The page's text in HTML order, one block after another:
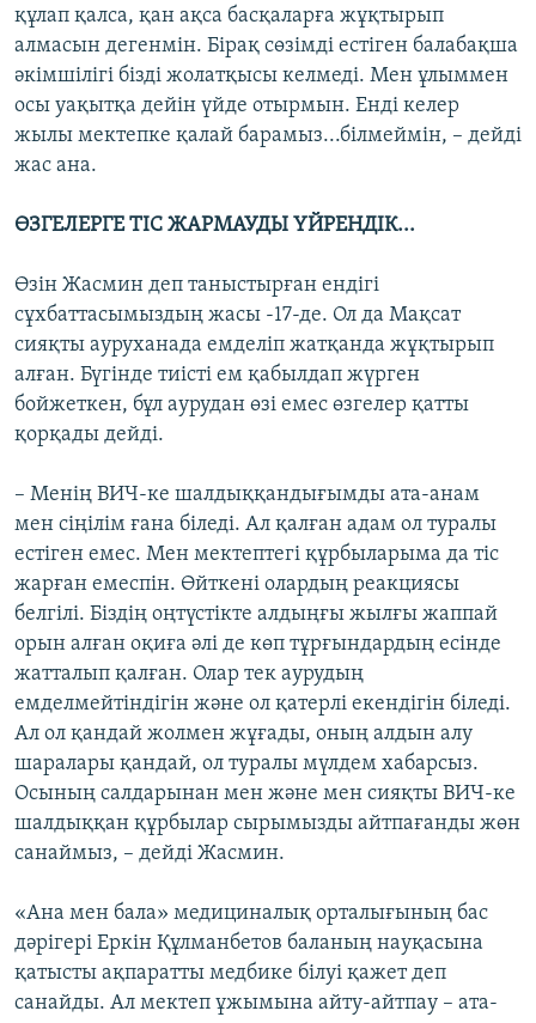
құлап қалса, қан ақса басқаларға жұқтырып
алмасын дегенмін. Бірақ сөзімді естіген балабақша
әкімшілігі бізді жолатқысы келмеді. Мен ұлыммен
осы уақытқа дейін үйде отырмын. Енді келер
жылы мектепке қалай барамыз...білмеймін, – дейді
жас ана.
ӨЗГЕЛЕРГЕ ТІС ЖАРМАУДЫ ҮЙРЕНДІК...
Өзін Жасмин деп таныстырған ендігі
сұхбаттасымыздың жасы -17-де. Ол да Мақсат
сияқты ауруханада емделіп жатқанда жұқтырып
алған. Бүгінде тиісті ем қабылдап жүрген
бойжеткен, бұл аурудан өзі емес өзгелер қатты
қорқады дейді.
– Менің ВИЧ-ке шалдыққандығымды ата-анам
мен сіңілім ғана біледі. Ал қалған адам ол туралы
естіген емес. Мен мектептегі құрбыларыма да тіс
жарған емеспін. Өйткені олардың реакциясы
белгілі. Біздің оңтүстікте алдыңғы жылғы жаппай
орын алған оқиға әлі де көп тұрғындардың есінде
жатталып қалған. Олар тек аурудың
емделмейтіндігін және ол қатерлі екендігін біледі.
Ал ол қандай жолмен жұғады, оның алдын алу
шаралары қандай, ол туралы мүлдем хабарсыз.
Осының салдарынан мен және мен сияқты ВИЧ-ке
шалдыққан құрбылар сырымызды айтпағанды жөн
санаймыз, – дейді Жасмин.
«Ана мен бала» медициналық орталығының бас
дәрігері Еркін Құлманбетов баланың науқасына
қатысты ақпаратты медбике білуі қажет деп
санайды. Ал мектеп ұжымына айту-айтпау – ата-